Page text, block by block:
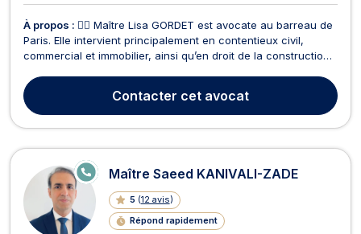
À propos : 👩‍⚖️ Maître Lisa GORDET est avocate au barreau de
Paris. Elle intervient principalement en contentieux civil,
commercial et immobilier, ainsi qu’en droit de la construction,
expérience, Maître GORDET met ses compétences juridiques
au service de ses clients avec rigu...
Contacter cet avocat
Maître Saeed KANIVALI-ZADE
5 (12 avis)
Répond rapidement
E
N
N
E